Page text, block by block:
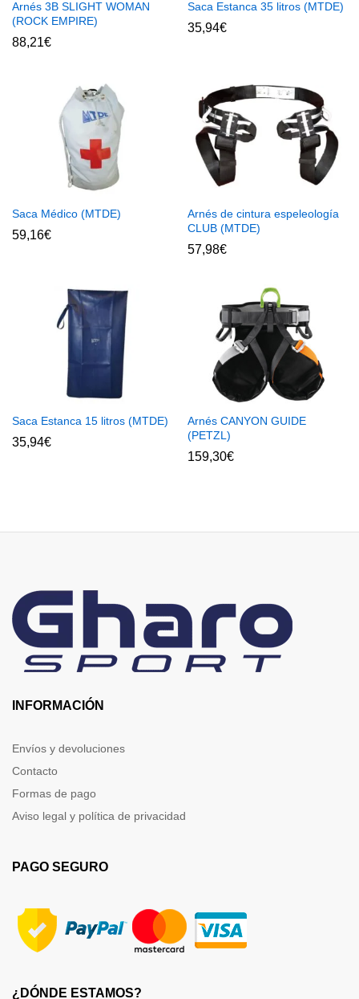
Arnés 3B SLIGHT WOMAN
(ROCK EMPIRE)
88,21€
Saca Estanca 35 litros (MTDE)
35,94€
Saca Médico (MTDE)
59,16€
Arnés de cintura espeleología
CLUB (MTDE)
57,98€
Saca Estanca 15 litros (MTDE)
35,94€
Arnés CANYON GUIDE
(PETZL)
159,30€
INFORMACIÓN
Envíos y devoluciones
Contacto
Formas de pago
Aviso legal y política de privacidad
PAGO SEGURO
¿DÓNDE ESTAMOS?